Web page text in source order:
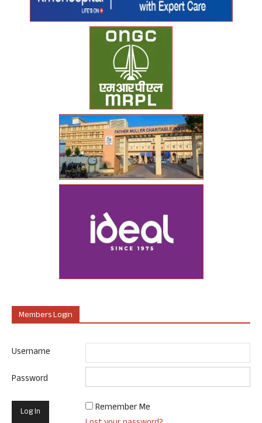
Members Login
Username
Password
Remember Me